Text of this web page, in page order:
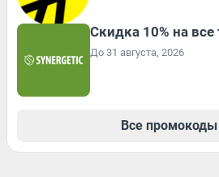
Скидка 10% на
До 31 августа, 2026
Все промокоды